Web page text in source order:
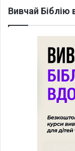
Вивчай Біблію